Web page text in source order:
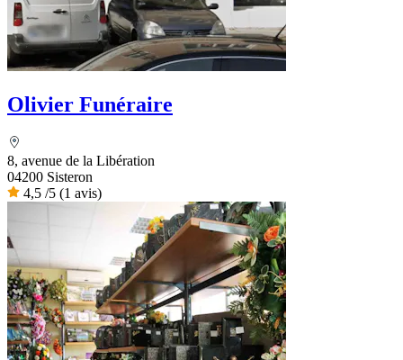
Olivier Funéraire
8, avenue de la Libération
04200 Sisteron
4,5 /5 (1 avis)